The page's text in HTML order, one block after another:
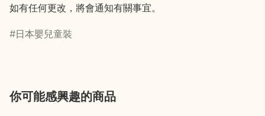
如有任何更改，將會通知有關事宜。
日本嬰兒童裝
你可能感興趣的商品